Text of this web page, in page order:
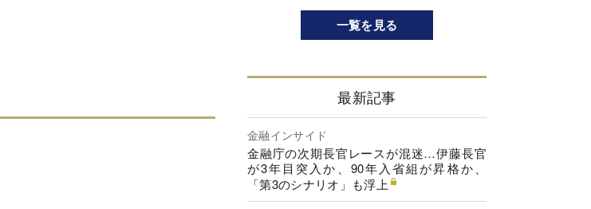
一覧を見る
最新記事
金融インサイド
金融庁の次期長官レースが混迷…伊藤長官
が3年目突入か、90年入省組が昇格か、
「第3のシナリオ」も浮上